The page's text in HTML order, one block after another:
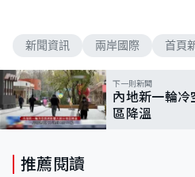
新聞資訊 兩岸國際 首頁
下一則新聞
內地新一輪
區降溫
推薦閱讀